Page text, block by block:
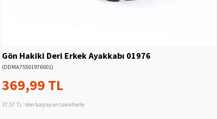
Gön Hakiki Deri Erkek Ayakkabı 01976
(DDMA75501976001)
369,99 TL
37,57 TL 'den başlayan taksitlerle